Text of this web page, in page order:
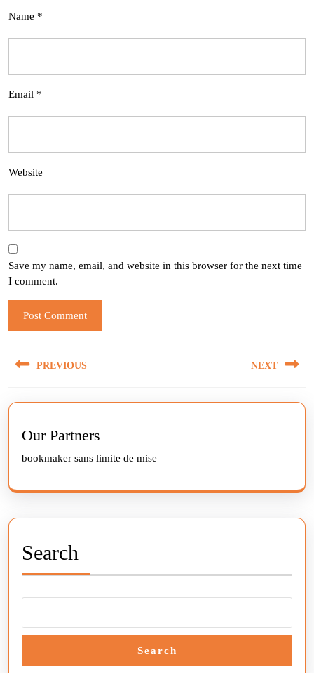
Name *
Email *
Website
Save my name, email, and website in this browser for the next time
I comment.
navigation
PREVIOUS NEXT
Our Partners
bookmaker sans limite de mise
Search
Search